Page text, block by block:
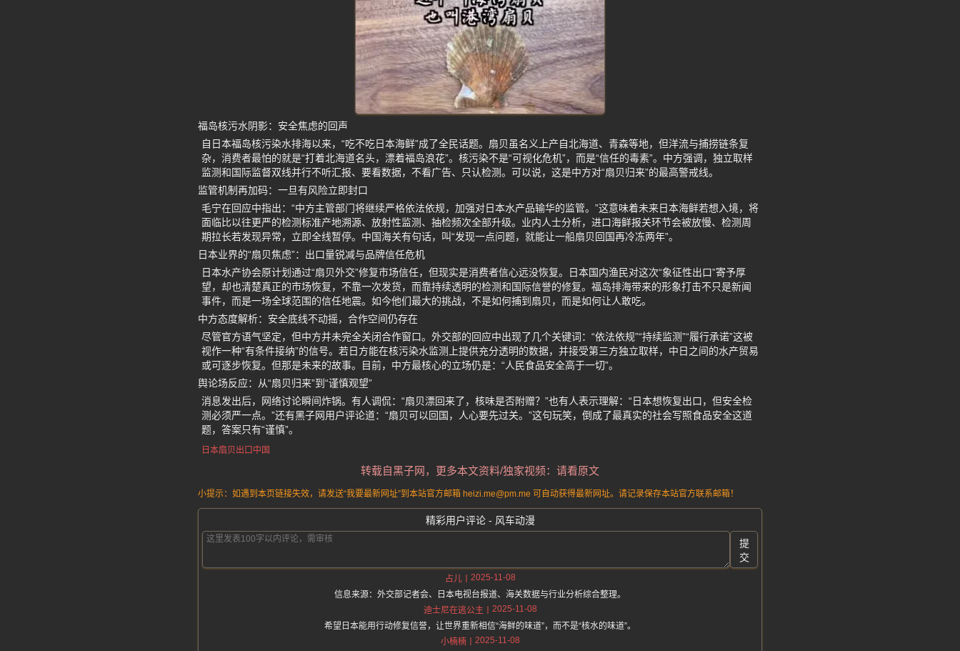
福岛核污水阴影：安全焦虑的回声
自日本福岛核污染水排海以来，“吃不吃日本海鲜”成了全民话题。扇贝虽名义上产自北海道、青森等地，但洋流与捕捞链条复
杂，消费者最怕的就是“打着北海道名头，漂着福岛浪花”。核污染不是“可视化危机”，而是“信任的毒素”。中方强调，独立取样
监测和国际监督双线并行不听汇报、要看数据，不看广告、只认检测。可以说，这是中方对“扇贝归来”的最高警戒线。
监管机制再加码：一旦有风险立即封口
毛宁在回应中指出：“中方主管部门将继续严格依法依规，加强对日本水产品输华的监管。”这意味着未来日本海鲜若想入境，将
面临比以往更严的检测标准产地溯源、放射性监测、抽检频次全部升级。业内人士分析，进口海鲜报关环节会被放慢、检测周
期拉长若发现异常，立即全线暂停。中国海关有句话，叫“发现一点问题，就能让一船扇贝回国再冷冻两年”。
日本业界的“扇贝焦虑”：出口量锐减与品牌信任危机
日本水产协会原计划通过“扇贝外交”修复市场信任，但现实是消费者信心远没恢复。日本国内渔民对这次“象征性出口”寄予厚
望，却也清楚真正的市场恢复，不靠一次发货，而靠持续透明的检测和国际信誉的修复。福岛排海带来的形象打击不只是新闻
事件，而是一场全球范围的信任地震。如今他们最大的挑战，不是如何捕到扇贝，而是如何让人敢吃。
中方态度解析：安全底线不动摇，合作空间仍存在
尽管官方语气坚定，但中方并未完全关闭合作窗口。外交部的回应中出现了几个关键词：“依法依规”“持续监测”“履行承诺”这被
视作一种“有条件接纳”的信号。若日方能在核污染水监测上提供充分透明的数据，并接受第三方独立取样，中日之间的水产贸易
或可逐步恢复。但那是未来的故事。目前，中方最核心的立场仍是：“人民食品安全高于一切”。
舆论场反应：从“扇贝归来”到“谨慎观望”
消息发出后，网络讨论瞬间炸锅。有人调侃：“扇贝漂回来了，核味是否附赠？”也有人表示理解：“日本想恢复出口，但安全检
测必须严一点。”还有黑子网用户评论道：“扇贝可以回国，人心要先过关。”这句玩笑，倒成了最真实的社会写照食品安全这道
题，答案只有“谨慎”。
日本扇贝出口中国
转载自黑子网，更多本文资料/独家视频：请看原文
小提示：如遇到本页链接失效，请发送“我要最新网址”到本站官方邮箱 heizi.me@pm.me 可自动获得最新网址。请记录保存本站官方联系邮箱！
精彩用户评论 - 风车动漫
提
交
占儿
2025-11-08
信息来源：外交部记者会、日本电视台报道、海关数据与行业分析综合整理。
迪士尼在逃公主
2025-11-08
希望日本能用行动修复信誉，让世界重新相信“海鲜的味道”，而不是“核水的味道”。
小楠楠
2025-11-08